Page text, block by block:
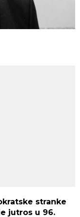
stranke
jutros u 96.